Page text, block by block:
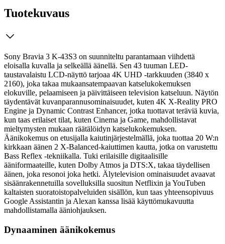
Tuotekuvaus
Sony Bravia 3 K-43S3 on suunniteltu parantamaan viihdettä
eloisalla kuvalla ja selkeällä äänellä. Sen 43 tuuman LED-
taustavalaistu LCD-näyttö tarjoaa 4K UHD -tarkkuuden (3840 x
2160), joka takaa mukaansatempaavan katselukokemuksen
elokuville, pelaamiseen ja päivittäiseen television katseluun. Näytön
täydentävät kuvanparannusominaisuudet, kuten 4K X-Reality PRO
Engine ja Dynamic Contrast Enhancer, jotka tuottavat teräviä kuvia,
kun taas erilaiset tilat, kuten Cinema ja Game, mahdollistavat
mieltymysten mukaan räätälöidyn katselukokemuksen.
Äänikokemus on etusijalla kaiutinjärjestelmällä, joka tuottaa 20 W:n
kirkkaan äänen 2 X-Balanced-kaiuttimen kautta, jotka on varustettu
Bass Reflex -tekniikalla. Tuki erilaisille digitaalisille
ääniformaateille, kuten Dolby Atmos ja DTS:X, takaa täydellisen
äänen, joka resonoi joka hetki. Älytelevision ominaisuudet avaavat
sisäänrakennetuilla sovelluksilla suositun Netflixin ja YouTuben
kaltaisten suoratoistopalveluiden sisällön, kun taas yhteensopivuus
Google Assistantin ja Alexan kanssa lisää käyttömukavuutta
mahdollistamalla ääniohjauksen.
Dynaaminen äänikokemus